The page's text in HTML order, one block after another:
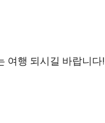
여행 되시길 바랍니다!